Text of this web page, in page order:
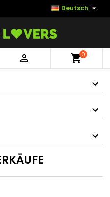
Deutsch 
 shopping_cart0